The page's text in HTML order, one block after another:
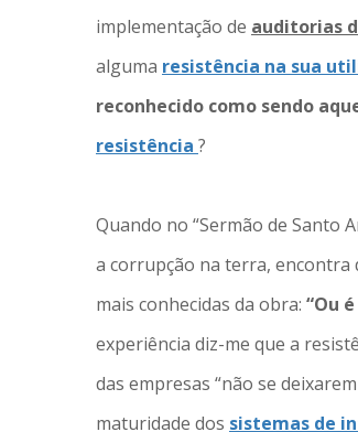
implementação de auditorias
alguma resistência na sua
reconhecido como sendo
resistência ?
Quando no “Sermão de Santo
a corrupção na terra, encontra
mais conhecidas da obra: “Ou
experiência diz-me que a
das empresas “não se
maturidade dos sistemas de